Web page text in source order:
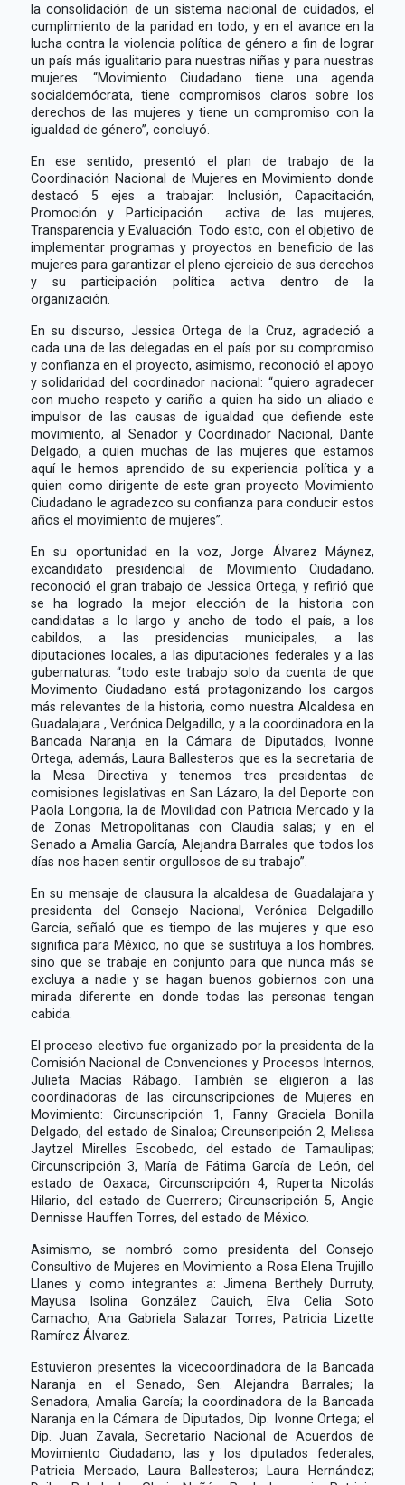
la consolidación de un sistema nacional de cuidados, el
cumplimiento de la paridad en todo, y en el avance en la
lucha contra la violencia política de género a fin de lograr
un país más igualitario para nuestras niñas y para nuestras
mujeres. “Movimiento Ciudadano tiene una agenda
socialdemócrata, tiene compromisos claros sobre los
derechos de las mujeres y tiene un compromiso con la
igualdad de género”, concluyó.
En ese sentido, presentó el plan de trabajo de la
Coordinación Nacional de Mujeres en Movimiento donde
destacó 5 ejes a trabajar: Inclusión, Capacitación,
Promoción y Participación activa de las mujeres,
Transparencia y Evaluación. Todo esto, con el objetivo de
implementar programas y proyectos en beneficio de las
mujeres para garantizar el pleno ejercicio de sus derechos
y su participación política activa dentro de la
organización.
En su discurso, Jessica Ortega de la Cruz, agradeció a
cada una de las delegadas en el país por su compromiso
y confianza en el proyecto, asimismo, reconoció el apoyo
y solidaridad del coordinador nacional: “quiero agradecer
con mucho respeto y cariño a quien ha sido un aliado e
impulsor de las causas de igualdad que defiende este
movimiento, al Senador y Coordinador Nacional, Dante
Delgado, a quien muchas de las mujeres que estamos
aquí le hemos aprendido de su experiencia política y a
quien como dirigente de este gran proyecto Movimiento
Ciudadano le agradezco su confianza para conducir estos
años el movimiento de mujeres”.
En su oportunidad en la voz, Jorge Álvarez Máynez,
excandidato presidencial de Movimiento Ciudadano,
reconoció el gran trabajo de Jessica Ortega, y refirió que
se ha logrado la mejor elección de la historia con
candidatas a lo largo y ancho de todo el país, a los
cabildos, a las presidencias municipales, a las
diputaciones locales, a las diputaciones federales y a las
gubernaturas: “todo este trabajo solo da cuenta de que
Movimento Ciudadano está protagonizando los cargos
más relevantes de la historia, como nuestra Alcaldesa en
Guadalajara , Verónica Delgadillo, y a la coordinadora en la
Bancada Naranja en la Cámara de Diputados, Ivonne
Ortega, además, Laura Ballesteros que es la secretaria de
la Mesa Directiva y tenemos tres presidentas de
comisiones legislativas en San Lázaro, la del Deporte con
Paola Longoria, la de Movilidad con Patricia Mercado y la
de Zonas Metropolitanas con Claudia salas; y en el
Senado a Amalia García, Alejandra Barrales que todos los
días nos hacen sentir orgullosos de su trabajo”.
En su mensaje de clausura la alcaldesa de Guadalajara y
presidenta del Consejo Nacional, Verónica Delgadillo
García, señaló que es tiempo de las mujeres y que eso
significa para México, no que se sustituya a los hombres,
sino que se trabaje en conjunto para que nunca más se
excluya a nadie y se hagan buenos gobiernos con una
mirada diferente en donde todas las personas tengan
cabida.
El proceso electivo fue organizado por la presidenta de la
Comisión Nacional de Convenciones y Procesos Internos,
Julieta Macías Rábago. También se eligieron a las
coordinadoras de las circunscripciones de Mujeres en
Movimiento: Circunscripción 1, Fanny Graciela Bonilla
Delgado, del estado de Sinaloa; Circunscripción 2, Melissa
Jaytzel Mirelles Escobedo, del estado de Tamaulipas;
Circunscripción 3, María de Fátima García de León, del
estado de Oaxaca; Circunscripción 4, Ruperta Nicolás
Hilario, del estado de Guerrero; Circunscripción 5, Angie
Dennisse Hauffen Torres, del estado de México.
Asimismo, se nombró como presidenta del Consejo
Consultivo de Mujeres en Movimiento a Rosa Elena Trujillo
Llanes y como integrantes a: Jimena Berthely Durruty,
Mayusa Isolina González Cauich, Elva Celia Soto
Camacho, Ana Gabriela Salazar Torres, Patricia Lizette
Ramírez Álvarez.
Estuvieron presentes la vicecoordinadora de la Bancada
Naranja en el Senado, Sen. Alejandra Barrales; la
Senadora, Amalia García; la coordinadora de la Bancada
Naranja en la Cámara de Diputados, Dip. Ivonne Ortega; el
Dip. Juan Zavala, Secretario Nacional de Acuerdos de
Movimiento Ciudadano; las y los diputados federales,
Patricia Mercado, Laura Ballesteros; Laura Hernández;